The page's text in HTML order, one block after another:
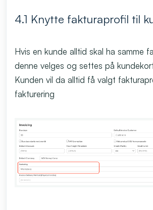
4.1 Knytte fakturaprofil til
Hvis en kunde alltid skal ha samme
denne velges og settes på
Kunden vil da alltid få valgt
fakturering